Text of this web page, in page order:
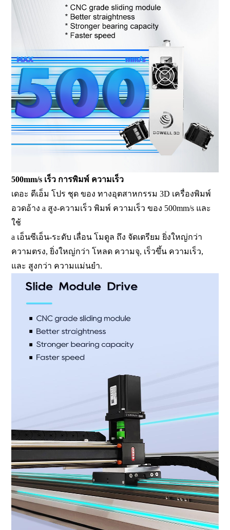
500mm/s เร็ว การพิมพ์ ความเร็ว
เดอะ ดีเอ็ม โปร ชุด ของ ทางอุตสาหกรรม 3D เครื่องพิมพ์
อวดอ้าง a สูง-ความเร็ว พิมพ์ ความเร็ว ของ 500mm/s และ
ใช้
a เอ็นซีเอ็น-ระดับ เลื่อน โมดูล ถึง จัดเตรียม ยิ่งใหญ่กว่า
ความตรง, ยิ่งใหญ่กว่า โหลด ความจุ, เร็วขึ้น ความเร็ว,
และ สูงกว่า ความแม่นยำ.